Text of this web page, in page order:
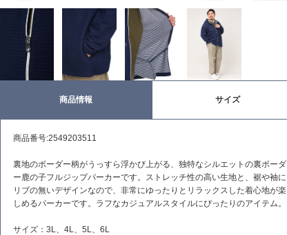
商品情報 サイズ
商品番号:2549203511
裏地のボーダー柄がうっすら浮かび上がる、独特なシルエットの裏ボーダ
ー鹿の子フルジップパーカーです。ストレッチ性の高い生地と、裾や袖に
リブの無いデザインなので、非常にゆったりとリラックスした着心地が楽
しめるパーカーです。ラフなカジュアルスタイルにぴったりのアイテム。
サイズ：3L、4L、5L、6L